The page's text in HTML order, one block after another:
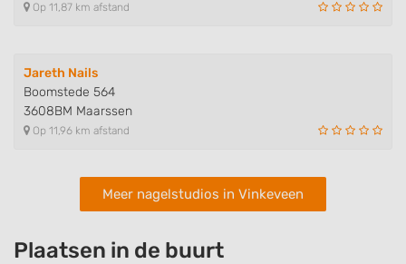
Op 11,87 km afstand
Jareth Nails
Boomstede 564
3608BM Maarssen
Op 11,96 km afstand
Meer nagelstudios in Vinkeveen
Plaatsen in de buurt